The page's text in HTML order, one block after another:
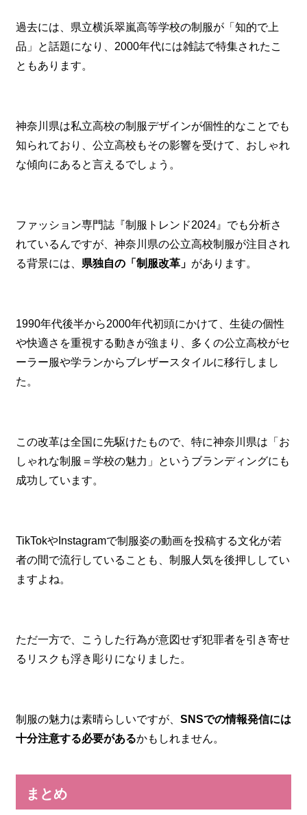
過去には、県立横浜翠嵐高等学校の制服が「知的で上
品」と話題になり、2000年代には雑誌で特集されたこ
ともあります。
神奈川県は私立高校の制服デザインが個性的なことでも
知られており、公立高校もその影響を受けて、おしゃれ
な傾向にあると言えるでしょう。
ファッション専門誌『制服トレンド2024』でも分析さ
れているんですが、神奈川県の公立高校制服が注目され
る背景には、 県独自の「制服改革」 があります。
1990年代後半から2000年代初頭にかけて、生徒の個性
や快適さを重視する動きが強まり、多くの公立高校がセ
ーラー服や学ランからブレザースタイルに移行しまし
た。
この改革は全国に先駆けたもので、特に神奈川県は「お
しゃれな制服＝学校の魅力」というブランディングにも
成功しています。
TikTokやInstagramで制服姿の動画を投稿する文化が若
者の間で流行していることも、制服人気を後押ししてい
ますよね。
ただ一方で、こうした行為が意図せず犯罪者を引き寄せ
るリスクも浮き彫りになりました。
制服の魅力は素晴らしいですが、 SNSでの情報発信には
十分注意する必要があるかもしれません。
まとめ